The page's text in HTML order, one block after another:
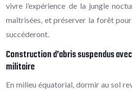
vivre l’expérience de la jungle
maîtrisées, et préserver la forêt
succéderont.
Construction d’abris suspendus
militaire
En milieu équatorial, dormir au sol